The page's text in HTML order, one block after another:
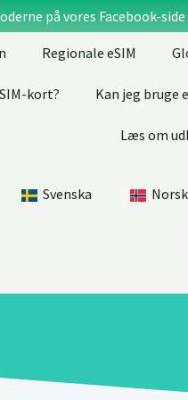
på vores Facebook-side
Regionale eSIM
kort? Kan jeg bruge
Læs om
Svenska